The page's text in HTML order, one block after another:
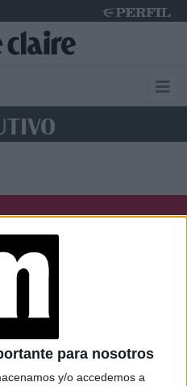
para nosotros
y/o accedemos a
Noticias
Parabrisas
Break BATimes